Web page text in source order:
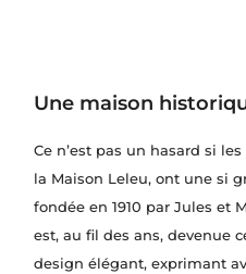
Une maison
Ce n’est pas un hasard si
la Maison Leleu, ont une si
fondée en 1910 par Jules et
est, au fil des ans, devenue
design élégant, exprimant